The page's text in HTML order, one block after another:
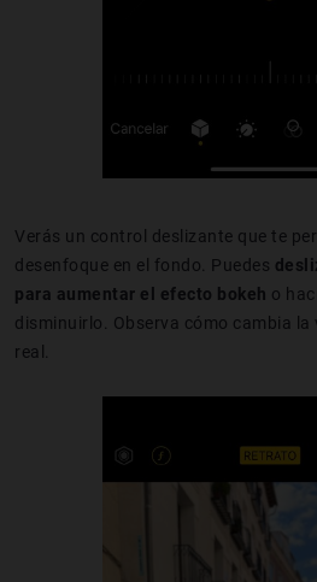
Verás un control deslizante que te
desenfoque en el fondo. Puedes
para aumentar el efecto bokeh o
disminuirlo. Observa cómo cambia la
real.